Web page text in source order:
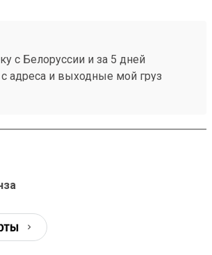
с Белоруссии и за 5 дней
адреса и выходные мой груз